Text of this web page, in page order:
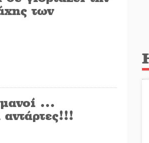
των
…
αντάρτες!!!